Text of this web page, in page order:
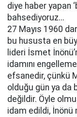
diye haber yapan
bahsediyoruz...
27 Mayıs 1960
bu hususta en
lideri İsmet
idamını
efsanedir, çünkü
olduğu gün ya da
değildir. Öyle
idam edildi, İnönü